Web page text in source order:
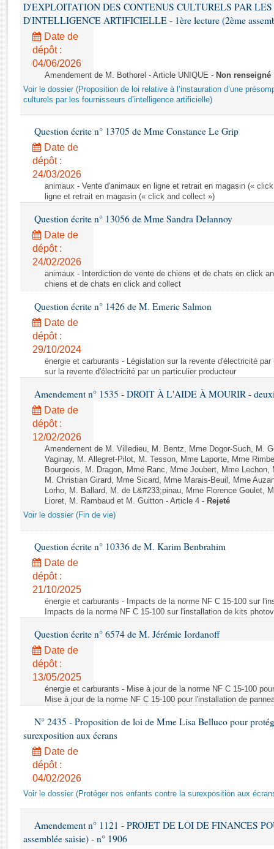
Rapports législatifs
Rapports sur l'application des lois
Baromètre de l’application des lois
Budget et sécurité sociale
Questions écrites et orales
Comptes rendus des débats
D'EXPLOITATION DES CONTENUS CULTURELS PAR LES
D'INTELLIGENCE ARTIFICIELLE - 1ère lecture (2ème
Date de
dépôt :
04/06/2026
Amendement de M. Bothorel - Article UNIQUE - Non renseigné
Voir le dossier (Proposition de loi relative à l’instauration d’une
culturels par les fournisseurs d’intelligence artificielle)
Question écrite n° 13705 de Mme Constance Le Grip
Date de
dépôt :
24/03/2026
animaux - Vente d'animaux en ligne et retrait en magasin («
ligne et retrait en magasin (« click and collect »)
Question écrite n° 13056 de Mme Sandra Delannoy
Date de
dépôt :
24/02/2026
animaux - Interdiction de vente de chiens et de chats en click
chiens et de chats en click and collect
Question écrite n° 1426 de M. Emeric Salmon
Date de
dépôt :
29/10/2024
énergie et carburants - Législation sur la revente d'électricité
sur la revente d'électricité par un particulier producteur
Amendement n° 1535 - DROIT À L'AIDE À MOURIR -
Date de
dépôt :
12/02/2026
Amendement de M. Villedieu, M. Bentz, Mme Dogor-Such, M.
Vaginay, M. Allegret-Pilot, M. Tesson, Mme Laporte, Mme
Bourgeois, M. Dragon, Mme Ranc, Mme Joubert, Mme
M. Christian Girard, Mme Sicard, Mme Marais-Beuil, Mme
Lorho, M. Ballard, M. de L&#233;pinau, Mme Florence Goulet,
Lioret, M. Rambaud et M. Guitton - Article 4 - Rejeté
Voir le dossier (Fin de vie)
Question écrite n° 10336 de M. Karim Benbrahim
Date de
dépôt :
21/10/2025
énergie et carburants - Impacts de la norme NF C 15-100 sur
Impacts de la norme NF C 15-100 sur l'installation de kits
Question écrite n° 6574 de M. Jérémie Iordanoff
Date de
dépôt :
13/05/2025
énergie et carburants - Mise à jour de la norme NF C 15-100
Mise à jour de la norme NF C 15-100 pour l'installation de
N° 2435 - Proposition de loi de Mme Lisa Belluco pour
surexposition aux écrans
Date de
dépôt :
04/02/2026
Voir le dossier (Protéger nos enfants contre la surexposition aux
Amendement n° 1121 - PROJET DE LOI DE FINANCES
assemblée saisie) - n° 1906